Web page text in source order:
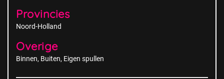
Provincies
Noord-Holland
Overige
Binnen Buiten Eigen spullen